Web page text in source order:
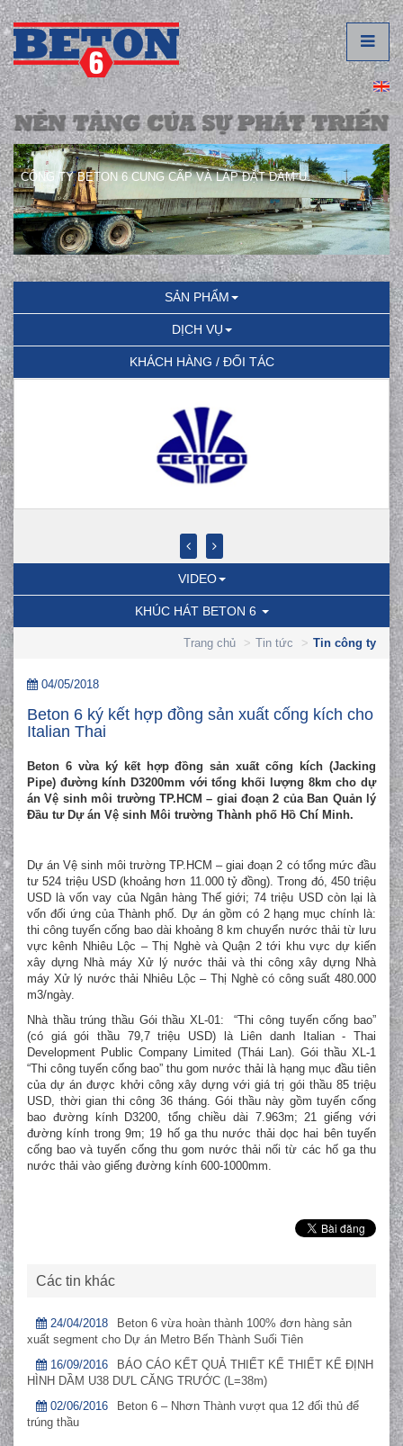
CÔNG TY BETON 6 CUNG CẤP VÀ LẮP ĐẶT DẦM U.
SẢN PHẨM
DỊCH VỤ
KHÁCH HÀNG / ĐỐI TÁC
VIDEO
KHÚC HÁT BETON 6
Trang chủ Tin tức Tin công ty
04/05/2018
Beton 6 ký kết hợp đồng sản xuất cống kích cho
Italian Thai
Beton 6 vừa ký kết hợp đồng sản xuất cống kích (Jacking
Pipe) đường kính D3200mm với tổng khối lượng 8km cho dự
án Vệ sinh môi trường TP.HCM – giai đoạn 2 của Ban Quản lý
Đầu tư Dự án Vệ sinh Môi trường Thành phố Hồ Chí Minh.
Dự án Vệ sinh môi trường TP.HCM – giai đoạn 2 có tổng mức đầu
tư 524 triệu USD (khoảng hơn 11.000 tỷ đồng). Trong đó, 450 triệu
USD là vốn vay của Ngân hàng Thế giới; 74 triệu USD còn lại là
vốn đối ứng của Thành phố. Dự án gồm có 2 hạng mục chính là:
thi công tuyến cống bao dài khoảng 8 km chuyển nước thải từ lưu
vực kênh Nhiêu Lộc – Thị Nghè và Quận 2 tới khu vực dự kiến
xây dựng Nhà máy Xử lý nước thải và thi công xây dựng Nhà
máy Xử lý nước thải Nhiêu Lộc – Thị Nghè có công suất 480.000
m3/ngày.
Nhà thầu trúng thầu Gói thầu XL-01:
“Thi công tuyến cống bao”
(có giá gói thầu 79,7 triệu USD) là Liên danh Italian - Thai
Development Public Company Limited (Thái Lan). Gói thầu XL-1
“Thi công tuyến cống bao” thu gom nước thải là hạng mục đầu tiên
của dự án được khởi công xây dựng với giá trị gói thầu 85 triệu
USD, thời gian thi công 36 tháng. Gói thầu này gồm tuyến cống
bao đường kính D3200, tổng chiều dài 7.963m; 21 giếng với
đường kính trong 9m; 19 hố ga thu nước thải dọc hai bên tuyến
cống bao và tuyến cống thu gom nước thải nối từ các hố ga thu
nước thải vào giếng đường kính 600-1000mm.
Các tin khác
24/04/2018
Beton 6 vừa hoàn thành 100% đơn hàng sản
xuất segment cho Dự án Metro Bến Thành Suối Tiên
16/09/2016
BÁO CÁO KẾT QUẢ THIẾT KẾ THIẾT KẾ ĐỊNH
HÌNH DẦM U38 DƯL CĂNG TRƯỚC (L=38m)
02/06/2016
Beton 6 – Nhơn Thành vượt qua 12 đối thủ để
trúng thầu